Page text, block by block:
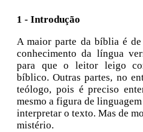
1 - Introdução
A maior parte da bíblia é
conhecimento da língua
para que o leitor leigo
bíblico. Outras partes, no
teólogo, pois é preciso
mesmo a figura de
interpretar o texto. Mas de
mistério.